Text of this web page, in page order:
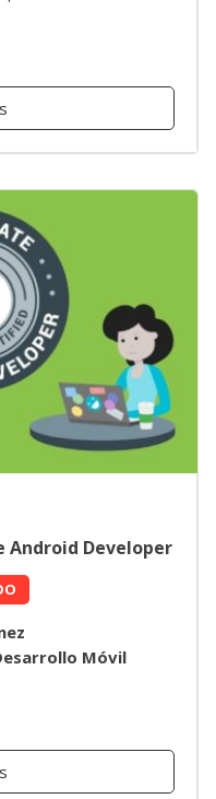
Android Developer
Móvil